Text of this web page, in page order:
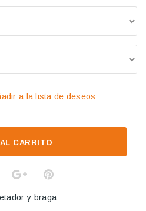
a la lista de deseos
CARRITO
y braga